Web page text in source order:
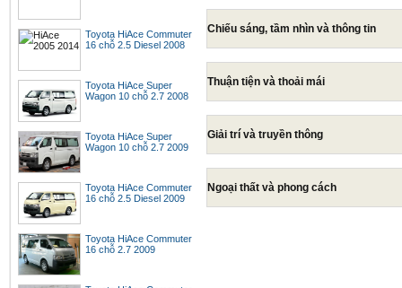
Toyota HiAce Commuter
16 chỗ 2.5 Diesel 2008
Toyota HiAce Super
Wagon 10 chỗ 2.7 2008
Toyota HiAce Super
Wagon 10 chỗ 2.7 2009
Toyota HiAce Commuter
16 chỗ 2.5 Diesel 2009
Toyota HiAce Commuter
16 chỗ 2.7 2009
Chiếu sáng, tầm nhìn và thông tin
Thuận tiện và thoải mái
Giải trí và truyền thông
Ngoại thất và phong cách